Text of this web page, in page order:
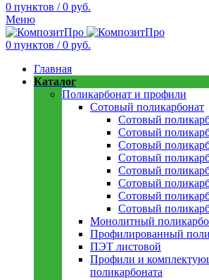
0 пунктов / 0 руб.
Меню
0 пунктов / 0 руб.
Главная
Каталог
Поликарбонат и профили
Сотовый поликарбонат
Сотовый
Сотовый
Сотовый
Сотовый
Сотовый
Сотовый
Сотовый
Сотовый
Монолитный
Профилированный
ПЭТ листовой
Профили и
поликарбоната